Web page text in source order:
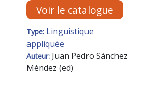
Voir le catalogue
Type: Linguistique
appliquée
Auteur: Juan Pedro Sánchez
Méndez (ed)